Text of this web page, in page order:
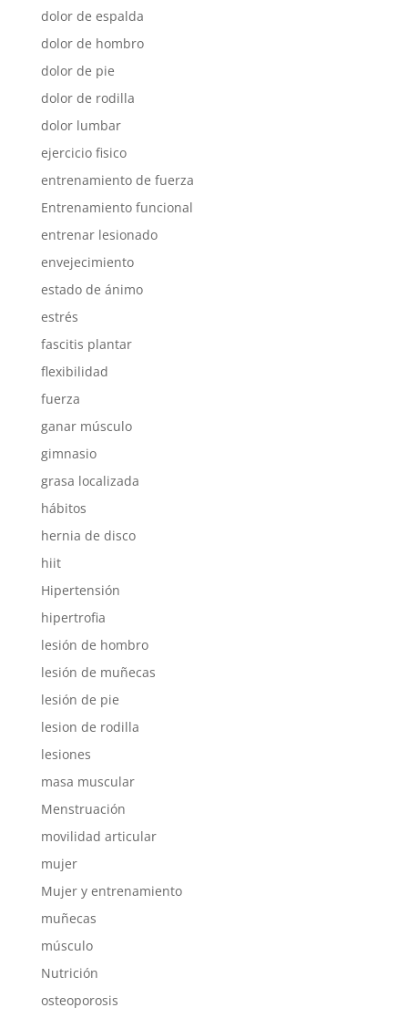
dolor de espalda
dolor de hombro
dolor de pie
dolor de rodilla
dolor lumbar
ejercicio fisico
entrenamiento de fuerza
Entrenamiento funcional
entrenar lesionado
envejecimiento
estado de ánimo
estrés
fascitis plantar
flexibilidad
fuerza
ganar músculo
gimnasio
grasa localizada
hábitos
hernia de disco
hiit
Hipertensión
hipertrofia
lesión de hombro
lesión de muñecas
lesión de pie
lesion de rodilla
lesiones
masa muscular
Menstruación
movilidad articular
mujer
Mujer y entrenamiento
muñecas
músculo
Nutrición
osteoporosis